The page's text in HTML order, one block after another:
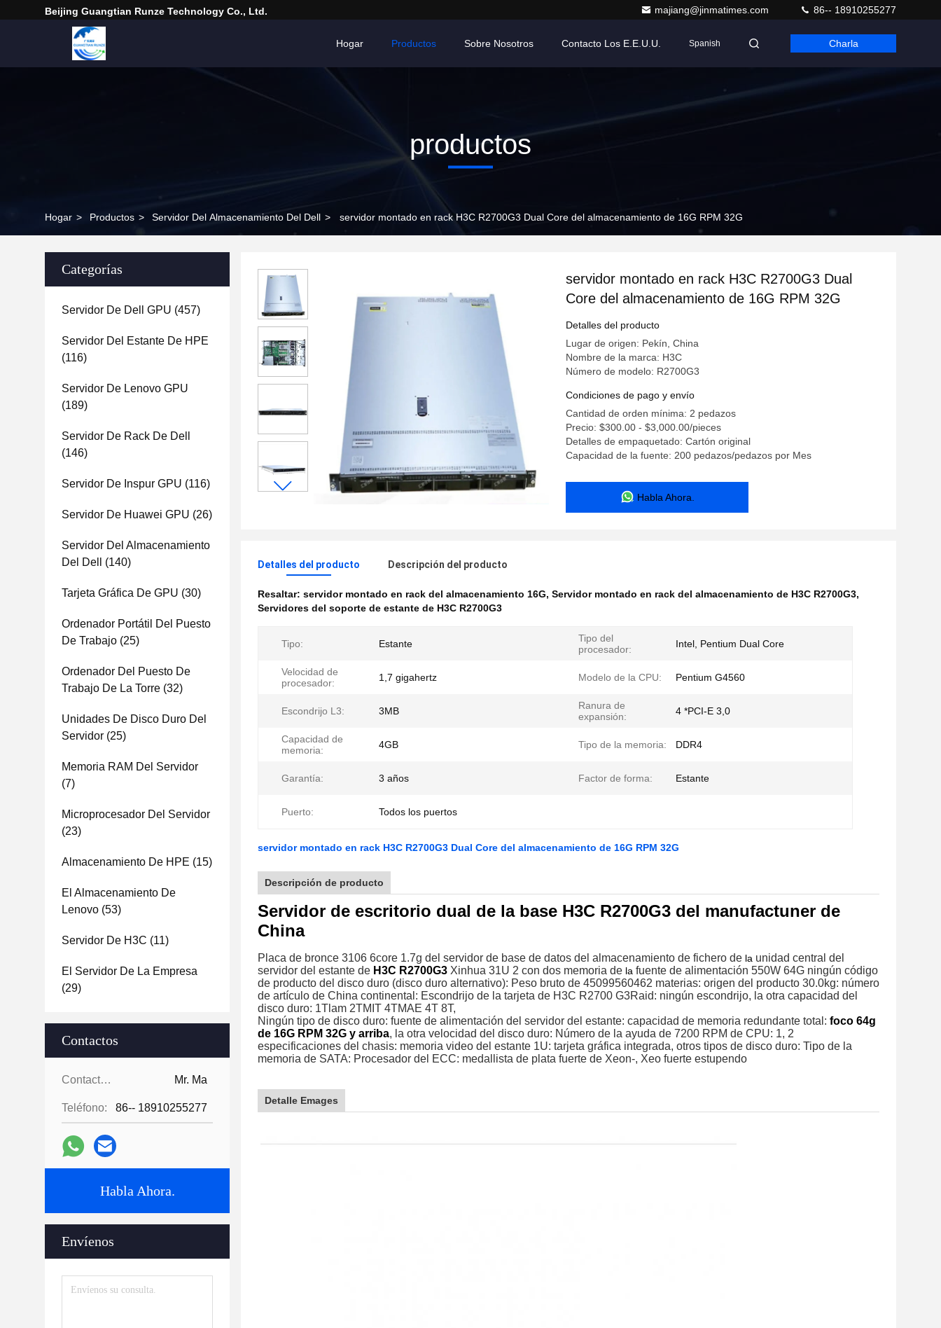
Beijing Guangtian Runze Technology Co., Ltd. majiang@jinmatimes.com 86-- 18910255277
Hogar Productos Sobre Nosotros Contacto Los E.E.U.U. Spanish Charla
productos
Hogar > Productos > Servidor Del Almacenamiento Del Dell > servidor montado en rack H3C R2700G3 Dual Core del almacenamiento de 16G RPM 32G
Categorías
Servidor De Dell GPU (457)
Servidor Del Estante De HPE
(116)
Servidor De Lenovo GPU
(189)
Servidor De Rack De Dell
(146)
Servidor De Inspur GPU (116)
Servidor De Huawei GPU (26)
Servidor Del Almacenamiento
Del Dell
(140)
Tarjeta Gráfica De GPU (30)
Ordenador Portátil Del Puesto
De Trabajo (25)
Ordenador Del Puesto De
Trabajo De La Torre (32)
Unidades De Disco Duro Del
Servidor (25)
Memoria RAM Del Servidor
(7)
Microprocesador Del Servidor
(23)
Almacenamiento De HPE (15)
El Almacenamiento De
Lenovo (53)
Servidor De H3C (11)
El Servidor De La Empresa
(29)
Contactos
Contactos: Mr. Ma
Teléfono: 86-- 18910255277
Habla Ahora.
Envíenos
servidor montado en rack H3C R2700G3 Dual
Core del almacenamiento de 16G RPM 32G
Detalles del producto
Lugar de origen: Pekín, China
Nombre de la marca: H3C
Número de modelo: R2700G3
Condiciones de pago y envío
Cantidad de orden mínima: 2 pedazos
Precio: $300.00 - $3,000.00/pieces
Detalles de empaquetado: Cartón original
Capacidad de la fuente: 200 pedazos/pedazos por Mes
Habla Ahora.
Detalles del producto Descripción del producto
Resaltar: servidor montado en rack del almacenamiento 16G, Servidor montado en rack del almacenamiento de H3C R2700G3,
Servidores del soporte de estante de H3C R2700G3
Tipo: Estante
Tipo del
procesador:
Intel, Pentium Dual Core
Velocidad de
procesador:
1,7 gigahertz Modelo de la CPU: Pentium G4560
Escondrijo L3: 3MB
Ranura de
expansión:
4 *PCI-E 3,0
Capacidad de
memoria:
4GB Tipo de la memoria: DDR4
Garantía: 3 años Factor de forma: Estante
Puerto: Todos los puertos
servidor montado en rack H3C R2700G3 Dual Core del almacenamiento de 16G RPM 32G
Descripción de producto
Servidor de escritorio dual de la base H3C R2700G3 del manufactuner de
China
Placa de bronce 3106 6core 1.7g del servidor de base de datos del almacenamiento de fichero de la unidad central del
servidor del estante de H3C R2700G3 Xinhua 31U 2 con dos memoria de la fuente de alimentación 550W 64G ningún código
de producto del disco duro (disco duro alternativo): Peso bruto de 45099560462 materias: origen del producto 30.0kg: número
de artículo de China continental: Escondrijo de la tarjeta de H3C R2700 G3Raid: ningún escondrijo, la otra capacidad del
disco duro: 1Tlam 2TMIT 4TMAE 4T 8T,
Ningún tipo de disco duro: fuente de alimentación del servidor del estante: capacidad de memoria redundante total: foco 64g
de 16G RPM 32G y arriba, la otra velocidad del disco duro: Número de la ayuda de 7200 RPM de CPU: 1, 2
especificaciones del chasis: memoria video del estante 1U: tarjeta gráfica integrada, otros tipos de disco duro: Tipo de la
memoria de SATA: Procesador del ECC: medallista de plata fuerte de Xeon-, Xeo fuerte estupendo
Detalle Emages